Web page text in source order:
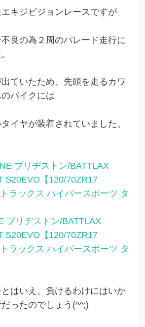
キジビジョンレースですが
良の為２周のパレード走行に
ていたため、先頭を走るカワ
バイクには
イヤが装着されていました。
ブリヂストン/BATTLAX
S20EVO【120/70ZR17
ラックス ハイパースポーツ タ
はいえ、負けるわけにはいか
ったのでしょう(^^;)